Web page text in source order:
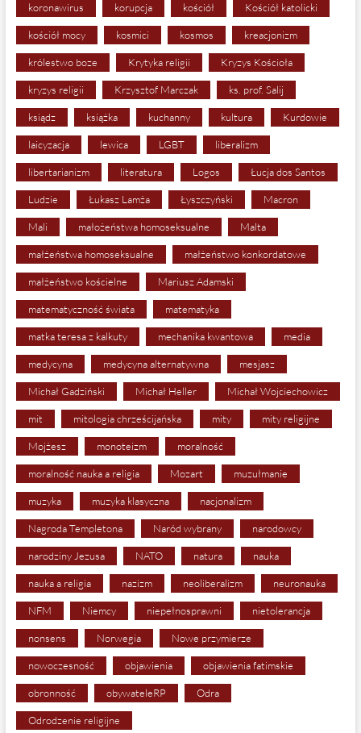
koronawirus korupcja kościół Kościół katolicki
kościół mocy kosmici kosmos kreacjonizm
królestwo boze Krytyka religii Kryzys Kościoła
kryzys religii Krzysztof Marczak ks. prof. Salij
ksiądz książka kuchanny kultura Kurdowie
laicyzacja lewica LGBT liberalizm
libertarianizm literatura Logos Łucja dos Santos
Ludzie Łukasz Lamża Łyszczyński Macron
Mali małożeństwa homoseksualne Malta
małżeństwa homoseksualne małżeństwo konkordatowe
małżeństwo kościelne Mariusz Adamski
matematyczność świata matematyka
matka teresa z kalkuty mechanika kwantowa media
medycyna medycyna alternatywna mesjasz
Michał Gadziński Michał Heller Michał Wojciechowicz
mit mitologia chrześcijańska mity mity religijne
Mojżesz monoteizm moralność
moralność nauka a religia Mozart muzułmanie
muzyka muzyka klasyczna nacjonalizm
Nagroda Templetona Naród wybrany narodowcy
narodziny Jezusa NATO natura nauka
nauka a religia nazizm neoliberalizm neuronauka
NFM Niemcy niepełnosprawni nietolerancja
nonsens Norwegia Nowe przymierze
nowoczesność objawienia objawienia fatimskie
obronność obywateleRP Odra
Odrodzenie religijne